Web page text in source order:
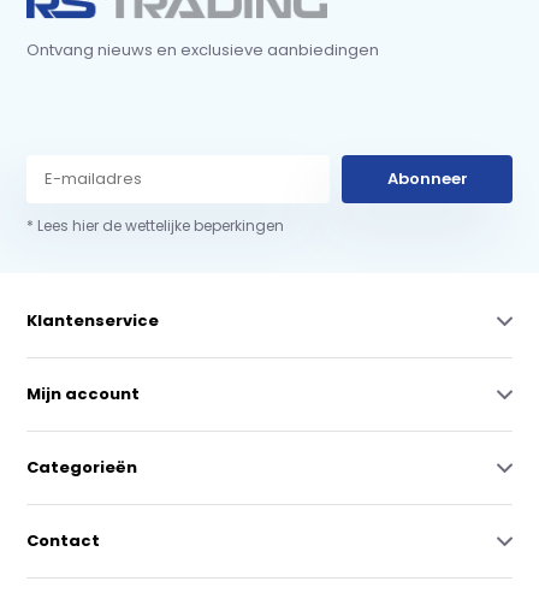
Ontvang nieuws en exclusieve aanbiedingen
Abonneer
* Lees hier de wettelijke beperkingen
Klantenservice
Mijn account
Categorieën
Contact